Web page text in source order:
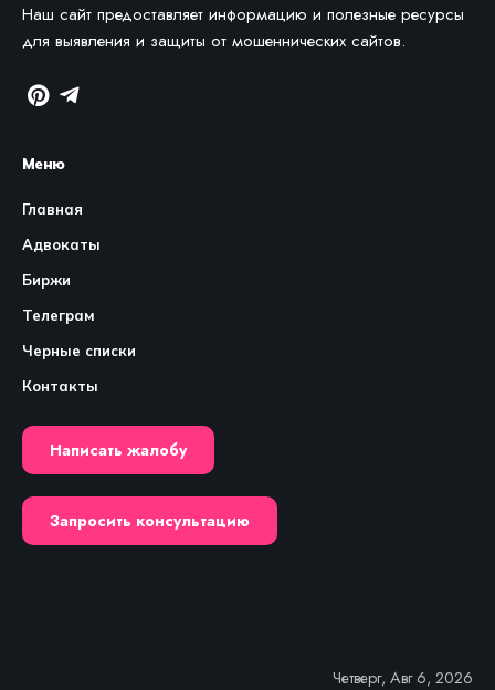
Наш сайт предоставляет информацию и полезные ресурсы
для выявления и защиты от мошеннических сайтов.
Меню
Главная
Адвокаты
Биржи
Телеграм
Черные списки
Контакты
Написать жалобу
Запросить консультацию
Четверг, Авг 6, 2026